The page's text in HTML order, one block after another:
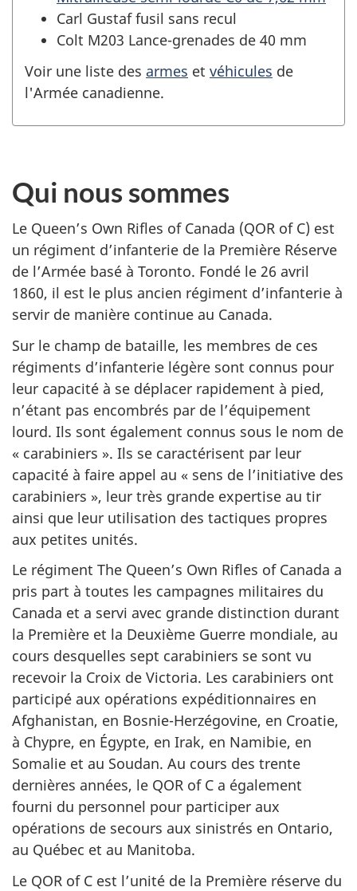
Carl Gustaf fusil sans recul
Colt M203 Lance-grenades de 40 mm
Voir une liste des armes et véhicules de
l'Armée canadienne.
Qui nous sommes
Le Queen’s Own Rifles of Canada (QOR of C) est
un régiment d’infanterie de la Première Réserve
de l’Armée basé à Toronto. Fondé le 26 avril
1860, il est le plus ancien régiment d’infanterie à
servir de manière continue au Canada.
Sur le champ de bataille, les membres de ces
régiments d’infanterie légère sont connus pour
leur capacité à se déplacer rapidement à pied,
n’étant pas encombrés par de l’équipement
lourd. Ils sont également connus sous le nom de
« carabiniers ». Ils se caractérisent par leur
capacité à faire appel au « sens de l’initiative des
carabiniers », leur très grande expertise au tir
ainsi que leur utilisation des tactiques propres
aux petites unités.
Le régiment The Queen’s Own Rifles of Canada a
pris part à toutes les campagnes militaires du
Canada et a servi avec grande distinction durant
la Première et la Deuxième Guerre mondiale, au
cours desquelles sept carabiniers se sont vu
recevoir la Croix de Victoria. Les carabiniers ont
participé aux opérations expéditionnaires en
Afghanistan, en Bosnie-Herzégovine, en Croatie,
à Chypre, en Égypte, en Irak, en Namibie, en
Somalie et au Soudan. Au cours des trente
dernières années, le QOR of C a également
fourni du personnel pour participer aux
opérations de secours aux sinistrés en Ontario,
au Québec et au Manitoba.
Le QOR of C est l’unité de la Première réserve du